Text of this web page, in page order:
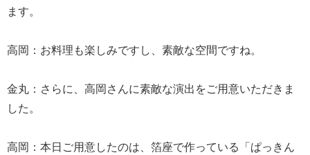
ます。
高岡：お料理も楽しみですし、素敵な空間ですね。
金丸：さらに、高岡さんに素敵な演出をご用意いただきま
した。
高岡：本日ご用意したのは、箔座で作っている「ぱっきん